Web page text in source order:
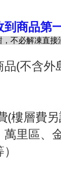
商品第
不必解凍直
(不含外
(樓層費
里區